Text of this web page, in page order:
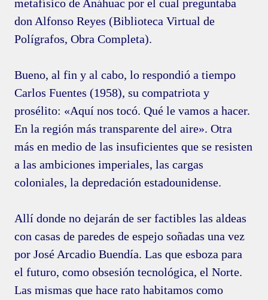
metafísico de Anáhuac por el cual preguntaba
don Alfonso Reyes (Biblioteca Virtual de
Polígrafos, Obra Completa).
Bueno, al fin y al cabo, lo respondió a tiempo
Carlos Fuentes (1958), su compatriota y
prosélito: «Aquí nos tocó. Qué le vamos a hacer.
En la región más transparente del aire». Otra
más en medio de las insuficientes que se resisten
a las ambiciones imperiales, las cargas
coloniales, la depredación estadounidense.
Allí donde no dejarán de ser factibles las aldeas
con casas de paredes de espejo soñadas una vez
por José Arcadio Buendía. Las que esboza para
el futuro, como obsesión tecnológica, el Norte.
Las mismas que hace rato habitamos como